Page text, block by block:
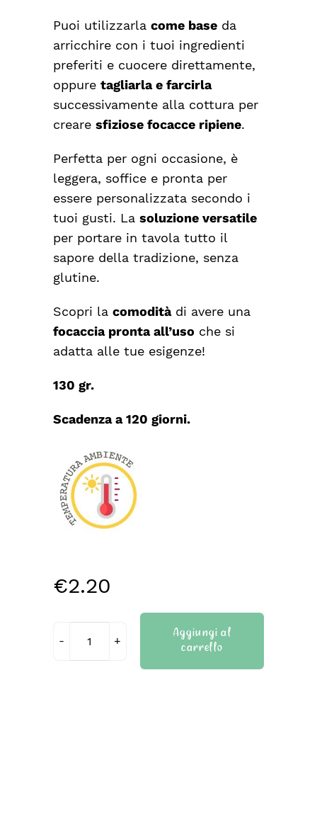
Puoi utilizzarla come baseda
arricchire con i tuoi ingredienti
preferiti e cuocere direttamente,
oppure tagliarla e farcirla
successivamente alla cottura per
creare sfiziose focacce ripiene.
Perfetta per ogni occasione, è
leggera, soffice e pronta per
essere personalizzata secondo i
tuoi gusti. La soluzione versatile
per portare in tavola tutto il
sapore della tradizione, senza
glutine.
Scopri la comoditàdi avere una
focaccia pronta all’usoche si
adatta alle tue esigenze!
130 gr.
Scadenza a 120 giorni.
€2.20
Base
Aggiungi al
carrello